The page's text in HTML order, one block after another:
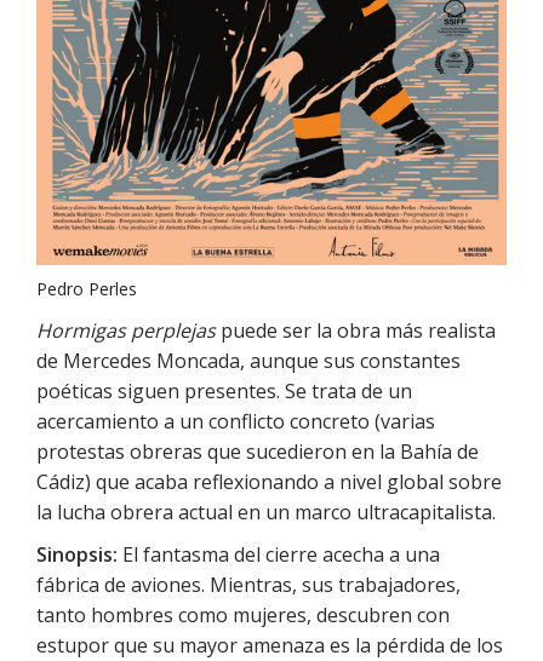
Pedro Perles
Hormigas perplejaspuede ser la obra más realista
de Mercedes Moncada, aunque sus constantes
poéticas siguen presentes. Se trata de un
acercamiento a un conflicto concreto (varias
protestas obreras que sucedieron en la Bahía de
Cádiz) que acaba reflexionando a nivel global sobre
la lucha obrera actual en un marco ultracapitalista.
Sinopsis: El fantasma del cierre acecha a una
fábrica de aviones. Mientras, sus trabajadores,
tanto hombres como mujeres, descubren con
estupor que su mayor amenaza es la pérdida de los